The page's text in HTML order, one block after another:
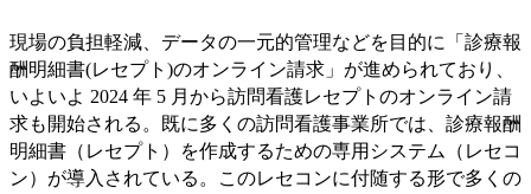
現場の負担軽減、データの一元的管理などを目的に「診療報
酬明細書(レセプト)のオンライン請求」が進められており、
いよいよ 2024 年 5 月から訪問看護レセプトのオンライン請
求も開始される。既に多くの訪問看護事業所では、診療報酬
明細書（レセプト）を作成するための専用システム（レセコ
ン）が導入されている。このレセコンに付随する形で多くの